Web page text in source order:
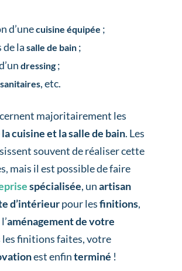
d’unecuisine équipée ;
la salle de bain ;
dressing ;
sanitaires, etc.
majoritairement les
la cuisine et la salle de bain. Les
souvent de réaliser cette
mais il est possible de faire
spécialisée, unartisan
d’intérieurpourlesfinitions,
aménagement de votre
les finitions faites, votre
est enfinterminé !